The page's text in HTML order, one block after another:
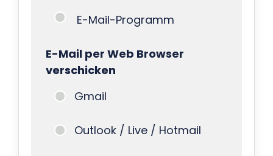
E-Mail-Programm
E-Mail per Web Browser
verschicken
Gmail
Outlook / Live / Hotmail